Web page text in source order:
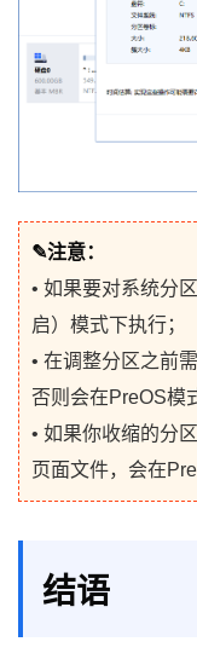
✎注意：
• 如果要对系统分
启）模式下执行；
• 在调整分区之前
否则会在PreOS模
• 如果你收缩的分
页面文件，会在
结语